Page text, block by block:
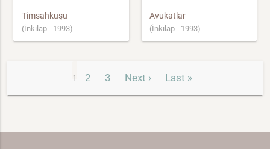
Timsahkuşu
(İnkılap - 1993)
Avukatlar
(İnkılap - 1993)
1 2 3 Next › Last »